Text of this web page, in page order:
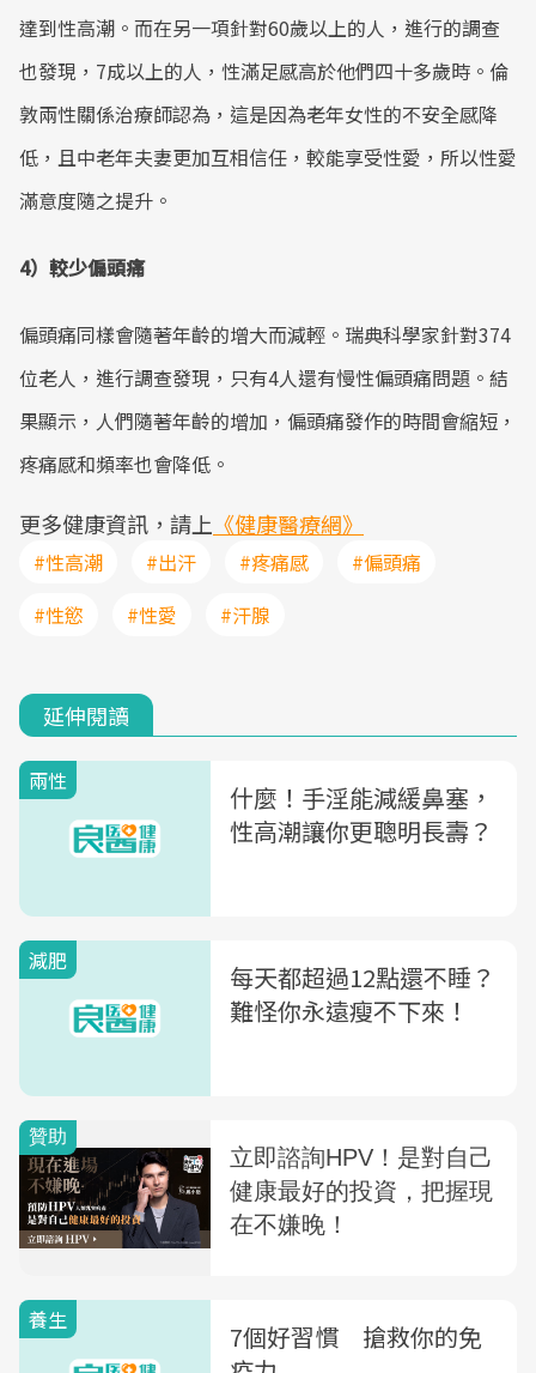
達到性高潮。而在另一項針對60歲以上的人，進行的調查
也發現，7成以上的人，性滿足感高於他們四十多歲時。倫
敦兩性關係治療師認為，這是因為老年女性的不安全感降
低，且中老年夫妻更加互相信任，較能享受性愛，所以性愛
滿意度隨之提升。
4）較少偏頭痛
偏頭痛同樣會隨著年齡的增大而減輕。瑞典科學家針對374
位老人，進行調查發現，只有4人還有慢性偏頭痛問題。結
果顯示，人們隨著年齡的增加，偏頭痛發作的時間會縮短，
疼痛感和頻率也會降低。
更多健康資訊，請上 《健康醫療網》
#性高潮 #出汗 #疼痛感
#偏頭痛
#性慾
#性愛 #汗腺
延伸閱讀
兩性
什麼！手淫能減緩鼻塞，
性高潮讓你更聰明長壽？
減肥
每天都超過12點還不睡？
難怪你永遠瘦不下來！
養生
7個好習慣 搶救你的免